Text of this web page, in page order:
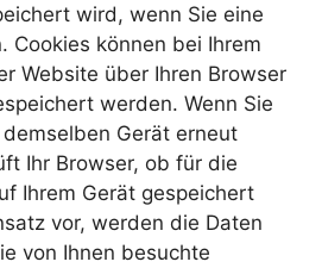
wird, wenn Sie eine
Cookies können bei Ihrem
Website über Ihren Browser
werden. Wenn Sie
Gerät erneut
Ihr Browser, ob für die
Ihrem Gerät gespeichert
vor, werden die Daten
von Ihnen besuchte